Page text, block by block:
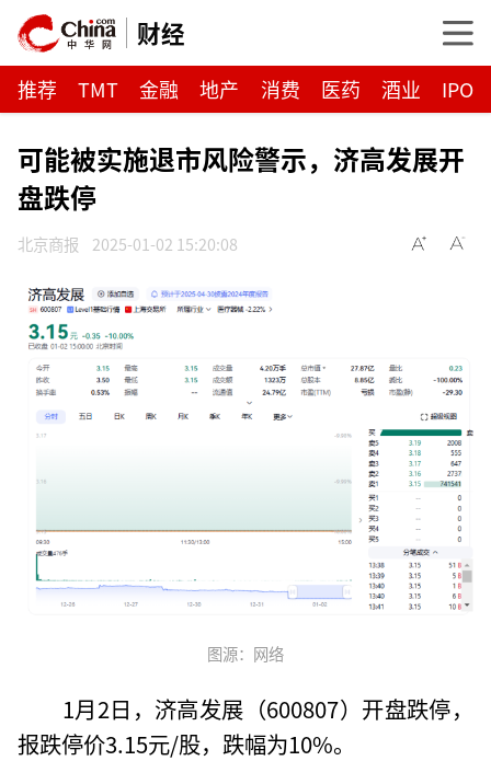
财经
推荐 TMT 金融 地产 消费 医药 酒业 IPO
可能被实施退市风险警示，济高发展开
盘跌停
北京商报 2025-01-02 15:20:08
图源：网络
1月2日，济高发展（600807）开盘跌停，
报跌停价3.15元/股，跌幅为10%。